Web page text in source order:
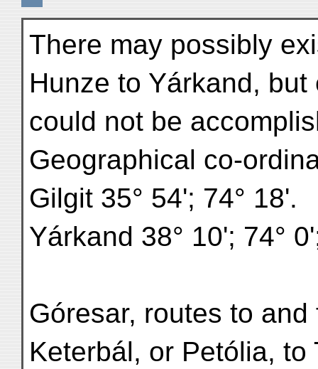
There may possibly
Hunze to Yárkand,
could not be
Geographical co-
Gilgit 35° 54'; 74° 18'.
Yárkand 38° 10'; 74°
Góresar, routes to and
Keterbál, or Petólia, to